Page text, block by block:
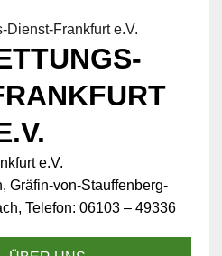
e.V.
Gräfin-von-Stauffenberg-
Telefon: 06103 – 49336